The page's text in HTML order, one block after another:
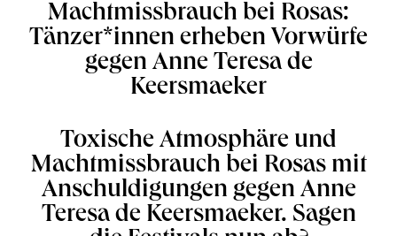
Machtmissbrauch bei Rosas:
Tänzer*innen erheben Vorwürfe
gegen Anne Teresa de
Keersmaeker
Toxische Atmosphäre und
Machtmissbrauch bei Rosas mit
Anschuldigungen gegen Anne
Teresa de Keersmaeker. Sagen